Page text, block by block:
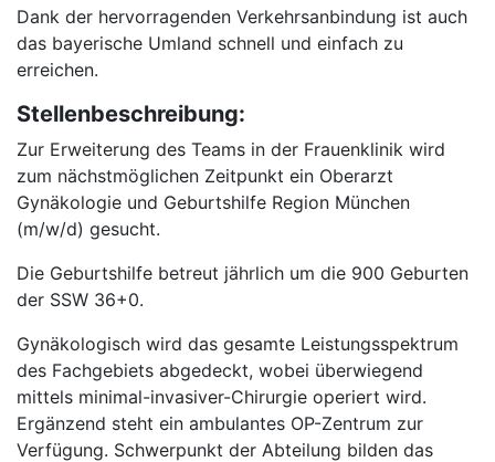
Dank der hervorragenden Verkehrsanbindung ist auch
das bayerische Umland schnell und einfach zu
erreichen.
Stellenbeschreibung:
Zur Erweiterung des Teams in der Frauenklinik wird
zum nächstmöglichen Zeitpunkt ein Oberarzt
Gynäkologie und Geburtshilfe Region München
(m/w/d) gesucht.
Die Geburtshilfe betreut jährlich um die 900 Geburten
der SSW 36+0.
Gynäkologisch wird das gesamte Leistungsspektrum
des Fachgebiets abgedeckt, wobei überwiegend
mittels minimal-invasiver-Chirurgie operiert wird.
Ergänzend steht ein ambulantes OP-Zentrum zur
Verfügung. Schwerpunkt der Abteilung bilden das